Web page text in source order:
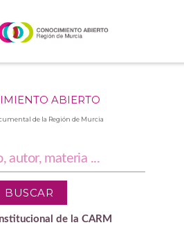
ABIERTO
de la Región de Murcia
de la CARM